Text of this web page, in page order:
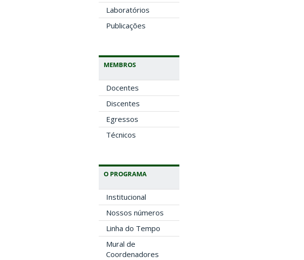
Laboratórios
Publicações
MEMBROS
Docentes
Discentes
Egressos
Técnicos
O PROGRAMA
Institucional
Nossos números
Linha do Tempo
Mural de
Coordenadores